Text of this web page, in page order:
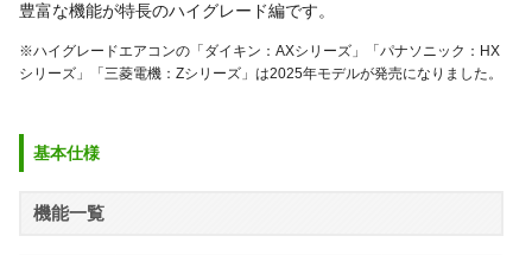
豊富な機能が特長のハイグレード編です。
※ハイグレードエアコンの「ダイキン：AXシリーズ」「パナソニック：HX
シリーズ」「三菱電機：Zシリーズ」は2025年モデルが発売になりました。
基本仕様
機能一覧